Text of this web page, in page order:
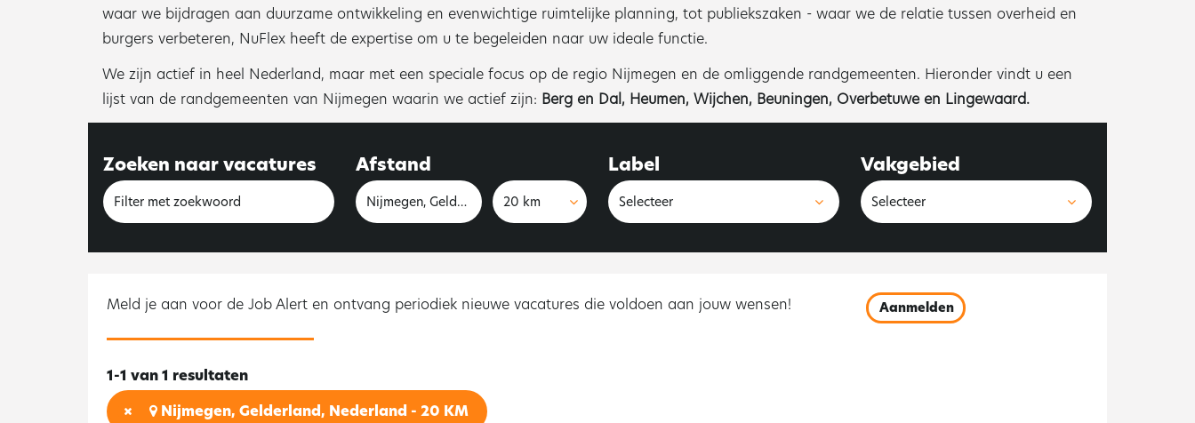
waar we bijdragen aan duurzame ontwikkeling en evenwichtige ruimtelijke planning, tot publiekszaken - waar we de relatie tussen overheid en
burgers verbeteren, NuFlex heeft de expertise om u te begeleiden naar uw ideale functie.
We zijn actief in heel Nederland, maar met een speciale focus op de regio Nijmegen en de omliggende randgemeenten. Hieronder vindt u een
lijst van de randgemeenten van Nijmegen waarin we actief zijn: Berg en Dal, Heumen, Wijchen, Beuningen, Overbetuwe en Lingewaard.
Zoeken naar vacatures Afstand
20 km
Label Vakgebied
Meld je aan voor de Job Alert en ontvang periodiek nieuwe vacatures die voldoen aan jouw wensen! Aanmelden
1-1 van 1 resultaten
Nijmegen, Gelderland, Nederland - 20 KM